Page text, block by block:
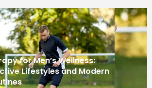
for Men’s Wellness:
Lifestyles and Modern